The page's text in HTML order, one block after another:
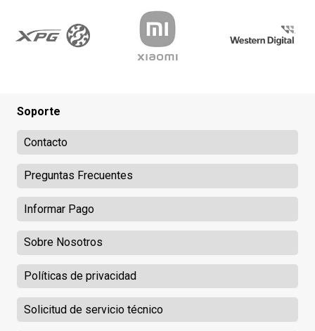
Soporte
Contacto
Preguntas Frecuentes
Informar Pago
Sobre Nosotros
Políticas de privacidad
Solicitud de servicio técnico